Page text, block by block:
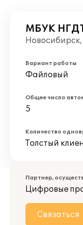
МБУК
Новосибирск,
Вариант работы
Файловый
Общее число
5
Количество
Толстый
Партнер,
Цифровые
Связаться